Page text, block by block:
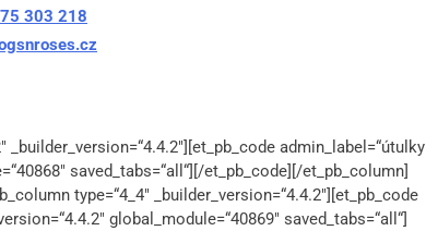
303 218
admin_label=“útulky
saved_tabs=“all“][/et_pb_code][/et_pb_column]
type=“4_4″ _builder_version=“4.4.2″][et_pb_code
global_module=“40869″ saved_tabs=“all“]